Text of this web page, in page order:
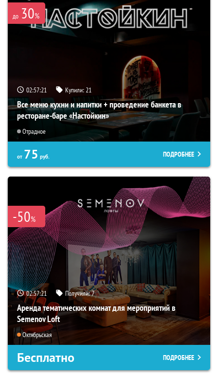
до 30%
02:57:20 Купили:21
Все меню кухни и напитки + проведение банкета в
ресторане-баре «Настойкин»
Отрадное
от 75 руб. ПОДРОБНЕЕ
-50%
02:57:20 Получили:7
Аренда тематических комнат для мероприятий в
Semenov Loft
Октябрьская
Бесплатно ПОДРОБНЕЕ